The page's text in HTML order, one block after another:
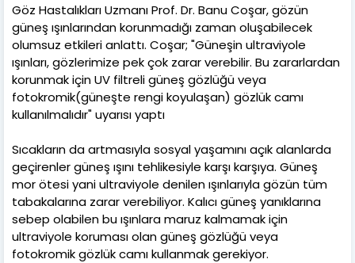
Göz Hastalıkları Uzmanı Prof. Dr. Banu Coşar, gözün
güneş ışınlarından korunmadığı zaman oluşabilecek
olumsuz etkileri anlattı. Coşar; "Güneşin ultraviyole
ışınları, gözlerimize pek çok zarar verebilir. Bu zararlardan
korunmak için UV filtreli güneş gözlüğü veya
fotokromik(güneşte rengi koyulaşan) gözlük camı
kullanılmalıdır" uyarısı yaptı
Sıcakların da artmasıyla sosyal yaşamını açık alanlarda
geçirenler güneş ışını tehlikesiyle karşı karşıya. Güneş
mor ötesi yani ultraviyole denilen ışınlarıyla gözün tüm
tabakalarına zarar verebiliyor. Kalıcı güneş yanıklarına
sebep olabilen bu ışınlara maruz kalmamak için
ultraviyole koruması olan güneş gözlüğü veya
fotokromik gözlük camı kullanmak gerekiyor.